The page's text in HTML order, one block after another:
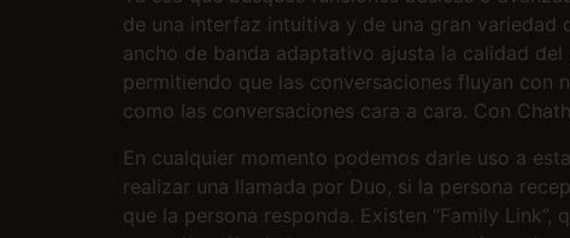
de una interfaz intuitiva y de una gran variedad
ancho de banda adaptativo ajusta la calidad
permitiendo que las conversaciones fluyan con
como las conversaciones cara a cara. Con
En cualquier momento podemos darle uso a
realizar una llamada por Duo, si la persona
que la persona responda. Existen “Family